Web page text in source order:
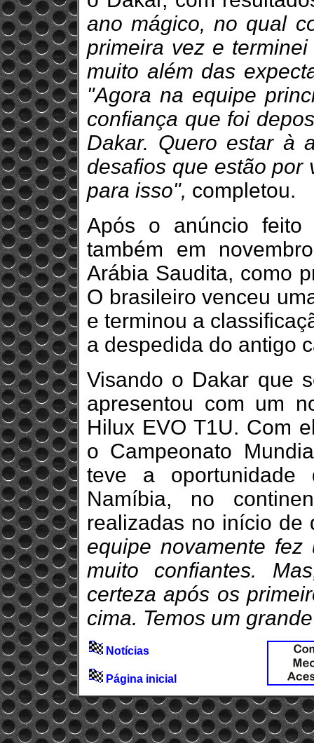
ano mágico, no qual
primeira vez e
muito além das
"Agora na equipe
confiança que foi
Dakar. Quero estar à
desafios que estão por
para isso", completou.
Após o anúncio feito
também em
Arábia Saudita, como
O brasileiro venceu
e terminou a
a despedida do antigo
Visando o Dakar que
apresentou com um
Hilux EVO T1U. Com
o Campeonato
teve a
Namíbia, no
realizadas no início
equipe novamente fez
muito confiantes.
certeza após os
cima. Temos um
Notícias
Página inicial